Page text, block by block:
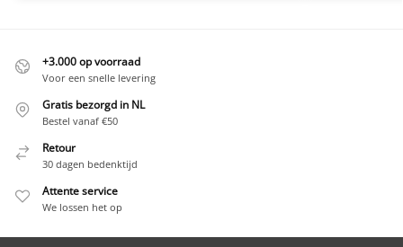
+3.000 op voorraad
Voor een snelle levering
Gratis bezorgd in NL
Bestel vanaf €50
Retour
30 dagen bedenktijd
Attente service
We lossen het op